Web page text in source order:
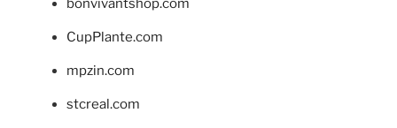
bonvivantshop.com
CupPlante.com
mpzin.com
stcreal.com